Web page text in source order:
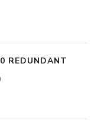
REDUNDANT